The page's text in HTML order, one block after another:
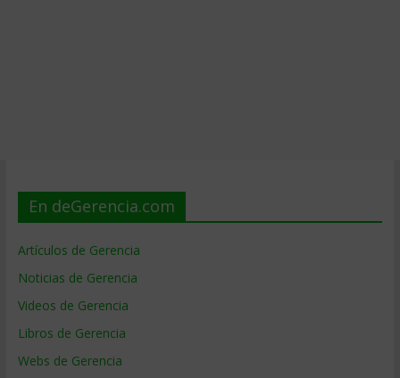
En deGerencia.com
Artículos de Gerencia
Noticias de Gerencia
Videos de Gerencia
Libros de Gerencia
Webs de Gerencia